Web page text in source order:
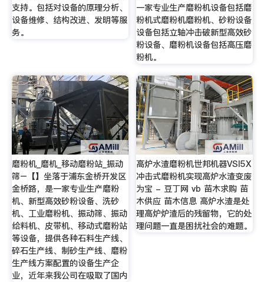
支持。包括对设备的原理分析、
设备维修、结构改进、发明等服
务。
一家专业生产磨粉机设备包括磨
粉机式磨粉机磨粉机、砂粉设备
设备包括立轴冲击破新型高效砂
粉设备、磨粉机设备包括高压磨
粉机。
磨粉机_磨机_移动磨粉站_振动
筛–【】坐落于浦东金桥开发区
金桥路，是一家专业生产磨粉
机、新型高效砂粉设备、洗砂
机、工业磨粉机、振动筛、振动
给料机、皮带机、移动式磨粉站
等设备，提供各种石料生产线、
碎石生产线、制砂生产线、磨粉
生产线方案配置的设备生产企
业，近年来我公司在吸取了国内
高炉水渣磨粉机世邦机器VSI5X
冲击式磨粉机实现高炉水渣变废
为宝 - 豆丁网 vb 苗木求购 苗
木供应 苗木信息 高炉水渣是处
理高炉炉渣后的残留物，它的处
理问题一直是困扰社会的难题。